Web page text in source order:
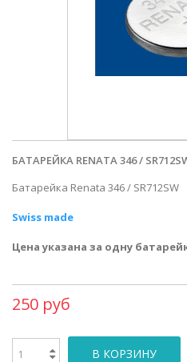
БАТАРЕЙКА RENATA 346 /
Батарейка Renata 346 / SR712SW
Swiss made
Цена указана за одну
250 руб
В КОРЗИНУ